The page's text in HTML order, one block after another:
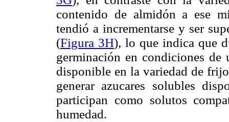
contenido de almidón a ese
tendió a incrementarse y ser
(Figura 3H), lo que indica que
germinación en condiciones
disponible en la variedad de
generar azucares solubles
participan como solutos
humedad.